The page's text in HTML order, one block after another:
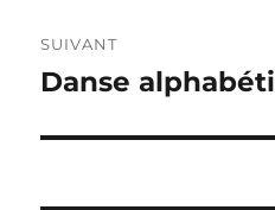
SUIVANT
Publication
Danse